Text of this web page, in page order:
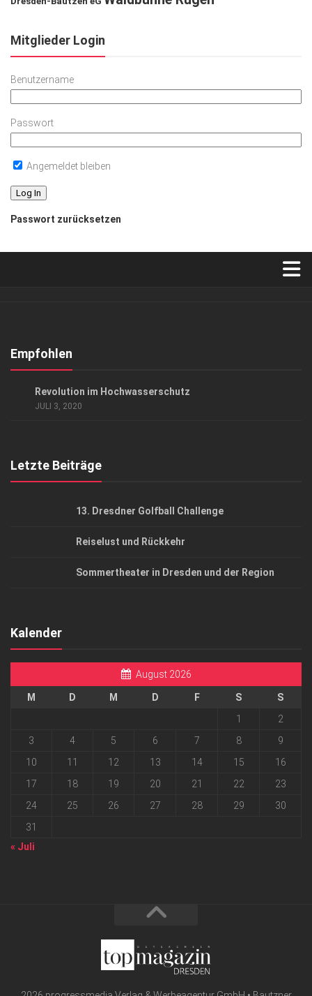
Mitglieder Login
Benutzername
Passwort
Angemeldet bleiben
Passwort zurücksetzen
Kontakt, Impressum
Empfohlen
Revolution im Hochwasserschutz
JULI 3, 2020
Letzte Beiträge
13. Dresdner Golfball Challenge
Reiselust und Rückkehr
Sommertheater in Dresden und der Region
Kalender
August 2026
M D M D F S
S
1
2
3
4 5 6 7 8
9
10
11 12 13 14 15
16
17
18 19 20 21 22
23
24
25 26 27 28 29
30
31
« Juli